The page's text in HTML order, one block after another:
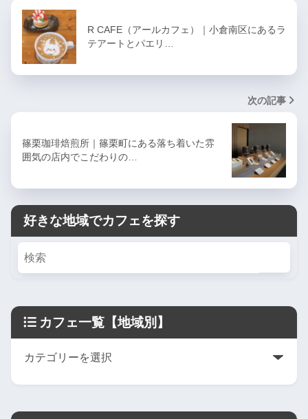
R CAFE（アールカフェ）｜小倉南区にあるラ
テアートとパエリ…
次の記事
篠栗珈琲焙煎所｜篠栗町にある落ち着いた雰
囲気の店内でこだわりの…
好きな地域でカフェを探す
カフェ一覧【地域別】